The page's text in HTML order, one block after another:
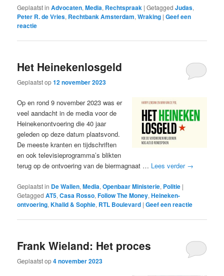
Geplaatst in Advocaten,Media, Rechtspraak |Getagged Judas,
Peter R. de Vries, Rechtbank Amsterdam,Wraking |Geef een
reactie
Het Heinekenlosgeld
Geplaatst op12 november 2023
Op en rond 9 november 2023 was er
veel aandacht in de media voor de
Heinekenontvoering die 40 jaar
geleden op deze datum plaatsvond.
De meeste kranten en tijdschriften
en ook televisieprogramma’s blikten
terug op de ontvoering van de biermagnaat … Lees verder →
Geplaatst in De Wallen,Media,Openbaar Ministerie, Politie |
Getagged AT5,Casa Rosso,Follow The Money,Heineken-
ontvoering,Khalid & Sophie, RTL Boulevard |Geef een reactie
Frank Wieland: Het proces
Geplaatst op4 november 2023